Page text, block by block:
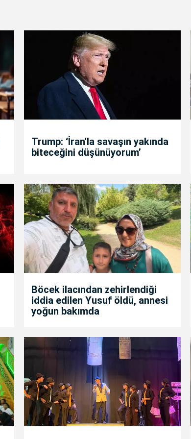
Trump: ‘İran'la savaşın yakında
biteceğini düşünüyorum’
Böcek ilacından zehirlendiği
iddia edilen Yusuf öldü, annesi
yoğun bakımda